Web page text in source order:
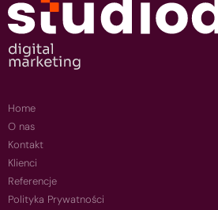
Home
O nas
Kontakt
Klienci
Referencje
Polityka Prywatności